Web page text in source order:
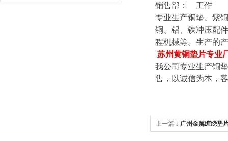
销售部： 工作
专业生产铜垫、紫
铜、铝、铁冲压配
程机械等。生产的
苏州黄铜垫片专业
我公司专业生产铜
售，以诚信为本，
上一篇： 广州金属缠绕垫